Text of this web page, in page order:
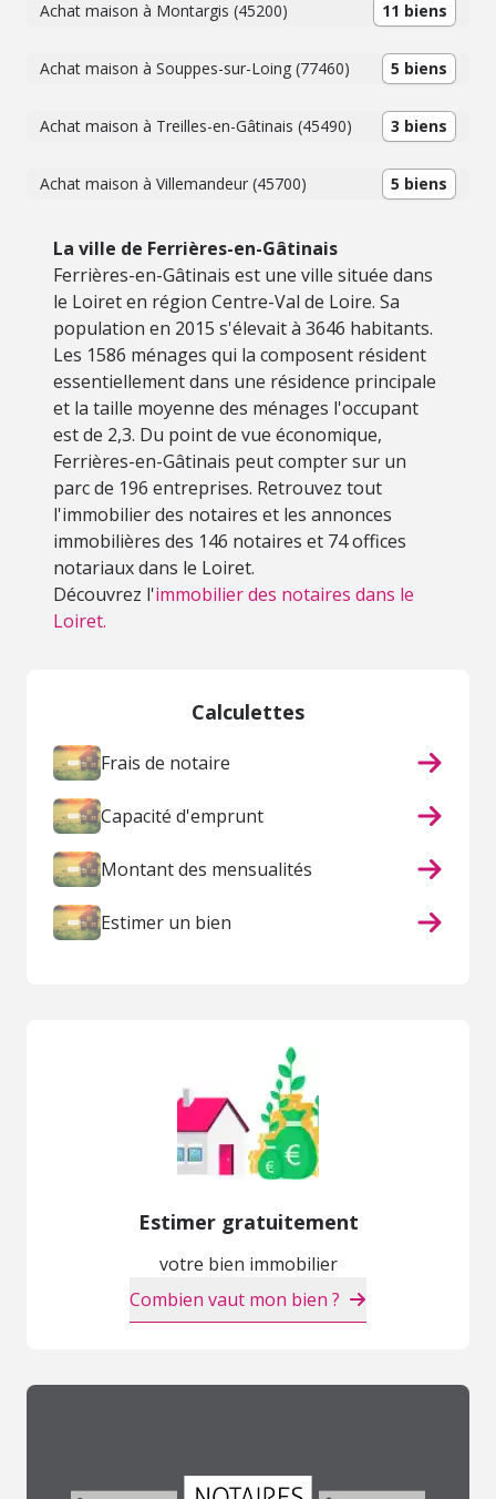
Achat maison à Montargis (45200) 11 biens
Achat maison à Souppes-sur-Loing (77460) 5 biens
Achat maison à Treilles-en-Gâtinais (45490) 3 biens
Achat maison à Villemandeur (45700) 5 biens
La ville de Ferrières-en-Gâtinais
Ferrières-en-Gâtinais est une ville située dans
le Loiret en région Centre-Val de Loire. Sa
population en 2015 s'élevait à 3646 habitants.
Les 1586 ménages qui la composent résident
essentiellement dans une résidence principale
et la taille moyenne des ménages l'occupant
est de 2,3. Du point de vue économique,
Ferrières-en-Gâtinais peut compter sur un
parc de 196 entreprises. Retrouvez tout
l'immobilier des notaires et les annonces
immobilières des 146 notaires et 74 offices
notariaux dans le Loiret.
Découvrez l'immobilier des notaires dans le
Loiret.
Calculettes
Frais de notaire
Capacité d'emprunt
Montant des mensualités
Estimer un bien
Estimer gratuitement
votre bien immobilier
Combien vaut mon bien ?